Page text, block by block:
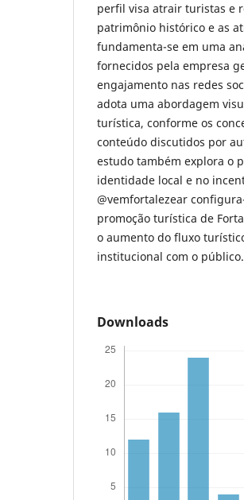
perfil visa atrair turistas e
patrimônio histórico e as
fundamenta-se em uma
fornecidos pela empresa
engajamento nas redes
adota uma abordagem
turística, conforme os
conteúdo discutidos por
estudo também explora o
identidade local e no
@vemfortalezear
promoção turística de
o aumento do fluxo
institucional com o público.
Downloads